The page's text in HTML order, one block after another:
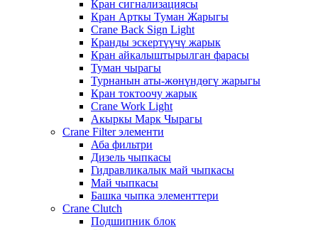
Кран сигнализациясы
Кран Арткы Туман Жарыгы
Crane Back Sign Light
Кранды эскертүүчү жарык
Кран айкалыштырылган фарасы
Туман чырагы
Турнанын аты-жөнүндөгү жарыгы
Кран токтоочу жарык
Crane Work Light
Акыркы Марк Чырагы
Crane Filter элементи
Аба фильтри
Дизель чыпкасы
Гидравликалык май чыпкасы
Май чыпкасы
Башка чыпка элементтери
Crane Clutch
Подшипник блок